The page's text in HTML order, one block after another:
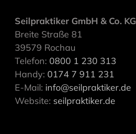
Seilpraktiker GmbH & Co. KG
Breite Straße 81
39579 Rochau
Telefon: 0800 1 230 313
Handy: 0174 7 911 231
E-Mail: info@seilpraktiker.de
Website: seilpraktiker.de